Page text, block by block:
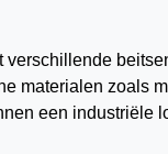
materialen zoals
een industriële